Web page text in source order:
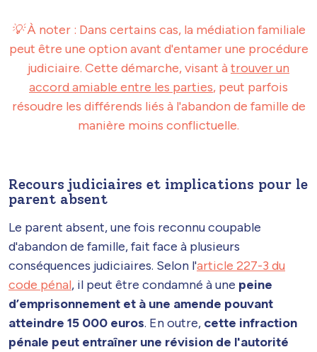
💡À noter : Dans certains cas, la médiation familiale
peut être une option avant d'entamer une procédure
judiciaire. Cette démarche, visant à trouver un
accord amiable entre les parties, peut parfois
résoudre les différends liés à l'abandon de famille de
manière moins conflictuelle.
Recours judiciaires et implications pour le
parent absent
Le parent absent, une fois reconnu coupable
d'abandon de famille, fait face à plusieurs
conséquences judiciaires. Selon l'article 227-3 du
code pénal, il peut être condamné à une peine
d’emprisonnement et à une amende pouvant
atteindre 15 000 euros. En outre, cette infraction
pénale peut entraîner une révision de l'autorité